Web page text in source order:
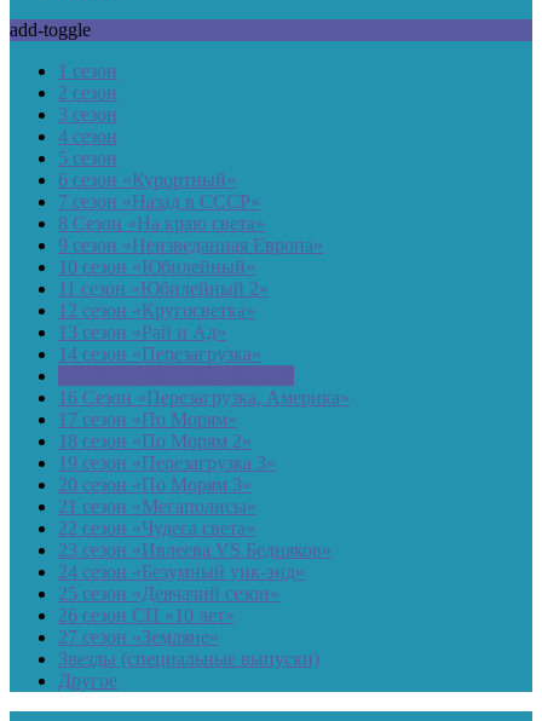
add-toggle
1 сезон
2 сезон
3 сезон
4 сезон
5 сезон
6 сезон «Курортный»
7 сезон «Назад в СССР»
8 Сезон «На краю света»
9 сезон «Неизведанная Европа»
10 сезон «Юбилейный»
11 сезон «Юбилейный 2»
12 сезон «Кругосветка»
13 сезон «Рай и Ад»
14 сезон «Перезагрузка»
16 Сезон «Перезагрузка, Америка»
17 сезон «По Морям»
18 сезон «По Морям 2»
19 сезон «Перезагрузка 3»
20 сезон «По Морям 3»
21 сезон «Мегаполисы»
22 сезон «Чудеса света»
23 сезон «Ивлеева VS Бедняков»
24 сезон «Безумный уик-энд»
25 сезон «Девчачий сезон»
26 сезон СП «10 лет»
27 сезон «Земляне»
Звезды (специальные выпуски)
Другое